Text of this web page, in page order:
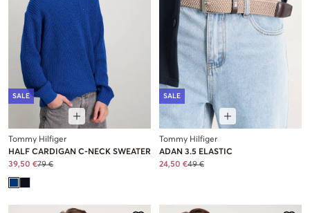
SALE
Tommy Hilfiger
HALF CARDIGAN C-NECK SWEATER
39,50 €79 €
SALE
Tommy Hilfiger
ADAN 3.5 ELASTIC
24,50 €49 €